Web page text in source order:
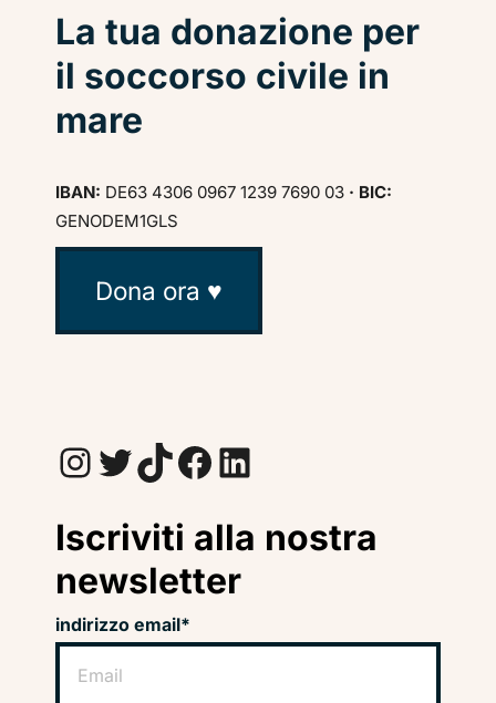
La tua donazione per
il soccorso civile in
mare
IBAN: DE63 4306 0967 1239 7690 03 · BIC:
GENODEM1GLS
Dona ora ♥
InstagramTwitter TikTok Facebook LinkedIn
Iscriviti alla nostra
newsletter
indirizzo email*